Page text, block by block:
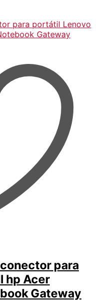
para
hp Acer
Gateway